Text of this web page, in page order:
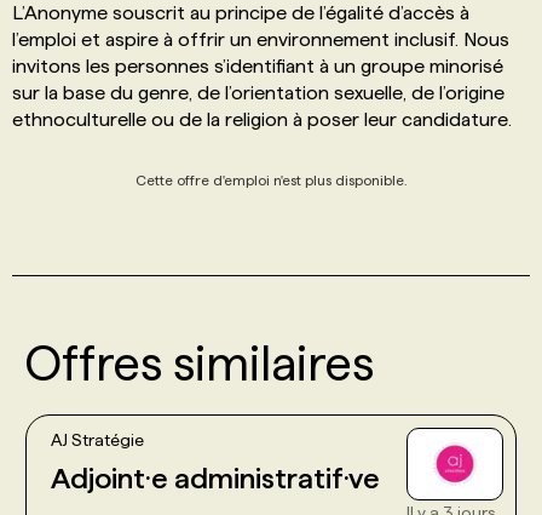
L’Anonyme souscrit au principe de l’égalité d’accès à
l’emploi et aspire à offrir un environnement inclusif. Nous
invitons les personnes s’identifiant à un groupe minorisé
sur la base du genre, de l’orientation sexuelle, de l’origine
ethnoculturelle ou de la religion à poser leur candidature.
Cette offre d'emploi n'est plus disponible.
Offres similaires
AJ Stratégie
Adjoint·e administratif·ve